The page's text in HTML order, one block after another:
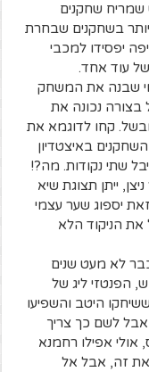
שחקנים
בשחקנים שבחרת
יפסידו למכבי
עוד אחד.
שבנה את המשחק
נכונה את
קחו לדוגמא את
באיצטדיון
שתי נקודות. מה?!
ייתן תצוגת שיא
הצלות, ובכל זאת יספוג שער עצמי
הניקוד הלא
לא מעט שנים
הפנטזי ליג של
היטב והשפיעו
אבל לשם כך צריך
אפילו רחמנא
את זה, אבל אל